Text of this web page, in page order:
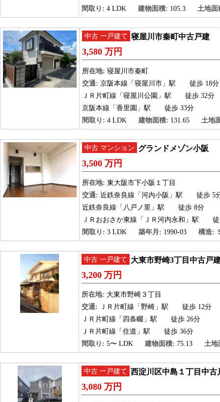
間取り: 4 LDK 建物面積: 105.3 土地面
中古 一戸建て 寝屋川市秦町中古戸建
3,580 万円
所在地: 寝屋川市秦町
交通: 京阪本線「寝屋川市」駅
徒歩 18分
ＪＲ片町線「寝屋川公園」駅
徒歩 32分
京阪本線「香里園」駅
徒歩 33分
間取り: 4 LDK 建物面積: 131.65 土地
中古 マンション グランドメゾン小阪
3,500 万円
所在地: 東大阪市下小阪１丁目
交通: 近鉄奈良線「河内小阪」駅
徒歩 5
近鉄奈良線「八戸ノ里」駅
徒歩 8分
ＪＲおおさか東線「ＪＲ河内永和」駅
徒
間取り: 3 LDK 築年月: 1990-03 構造:
中古 一戸建て 大東市野崎3丁目中古戸
3,200 万円
所在地: 大東市野崎３丁目
交通: ＪＲ片町線「野崎」駅
徒歩 12分
ＪＲ片町線「四条畷」駅
徒歩 26分
ＪＲ片町線「住道」駅
徒歩 36分
間取り: 5〜 LDK 建物面積: 75.13 土地
中古 一戸建て 西淀川区中島１丁目中古
3,080 万円